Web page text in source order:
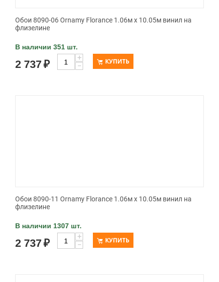
Обои 8090-06 Ornamy Florance 1.06м x 10.05м винил на
флизелине
В наличии 351 шт.
2 737₽
+
−
КУПИТЬ
Обои 8090-11 Ornamy Florance 1.06м x 10.05м винил на
флизелине
В наличии 1307 шт.
2 737₽
+
−
КУПИТЬ